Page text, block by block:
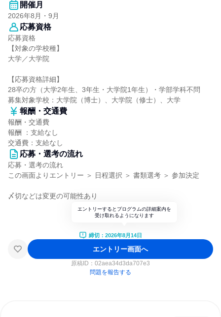
開催月
2026年8月・9月
応募資格
応募資格
【対象の学校種】
大学／大学院
【応募資格詳細】
28卒の方（大学2年生、3年生・大学院1年生）・学部学科不問
募集対象学校：大学院（博士）、大学院（修士）、大学
報酬・交通費
報酬・交通費
報酬 ：支給なし
交通費：支給なし
応募・選考の流れ
応募・選考の流れ
この画面よりエントリー ＞ 日程選択 ＞ 書類選考 ＞ 参加決定
〆切などは変更の可能性あり
エントリーするとプログラムの詳細案内を
受け取れるようになります
締切：2026年8月14日
エントリー画面へ
原稿ID： 02aea34d3da707e3
問題を報告する